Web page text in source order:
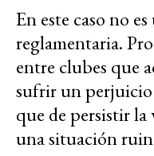
En este caso no
reglamentaria.
entre clubes que
sufrir un
que de persistir
una situación